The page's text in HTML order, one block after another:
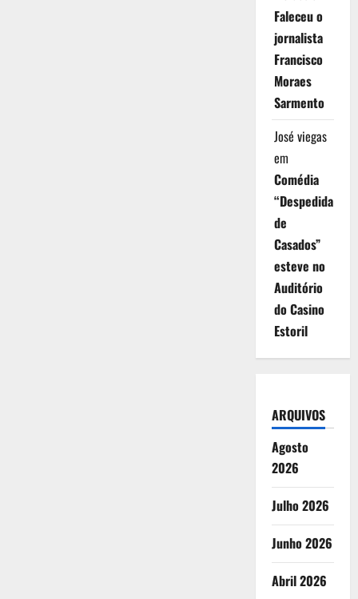
Faleceu o
jornalista
Francisco
Moraes
Sarmento
José viegas
em
Comédia
“Despedida
de
Casados”
esteve no
Auditório
do Casino
Estoril
ARQUIVOS
Agosto
2026
Julho 2026
Junho 2026
Abril 2026